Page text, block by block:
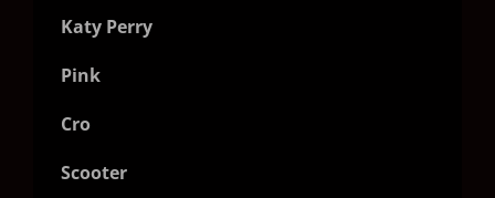
Katy Perry
Pink
Cro
Scooter